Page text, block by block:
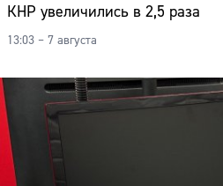
КНР увеличились в 2,5 раза
13:03 – 7 августа